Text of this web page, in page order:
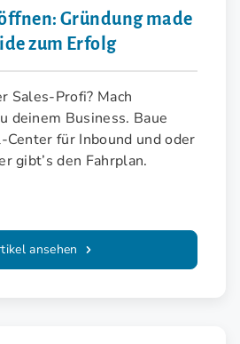
Gründung made
zum Erfolg
Sales-Profi? Mach
deinem Business. Baue
Center für Inbound und oder
gibt’s den Fahrplan.
ansehen